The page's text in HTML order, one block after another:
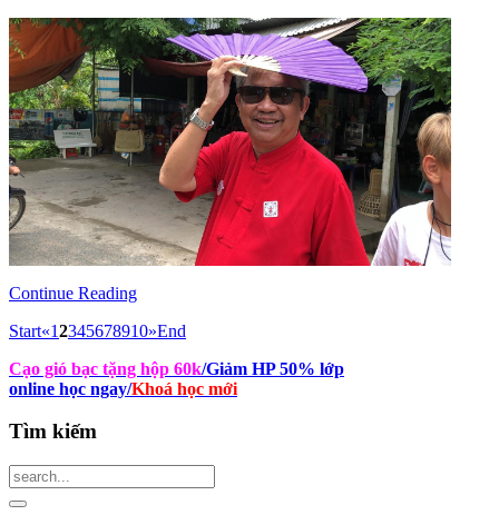
Continue Reading
Start«12345678910»End
Cạo gió bạc tặng hộp 60k/Giảm HP 50% lớp
online học ngay/Khoá học mới
Tìm kiếm